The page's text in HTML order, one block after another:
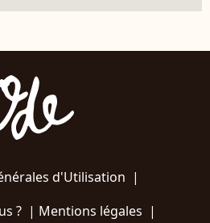
d'Utilisation |
?| Mentions légales |